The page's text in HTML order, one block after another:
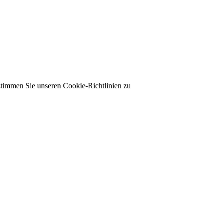
Sie unseren Cookie-Richtlinien zu